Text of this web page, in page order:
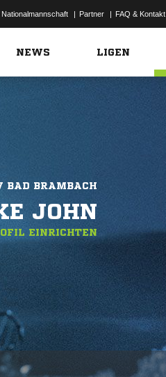
Nationalmannschaft | Partner | FAQ & Kontakt
NEWS LIGEN
BAD BRAMBACH
JOHN
EINRICHTEN